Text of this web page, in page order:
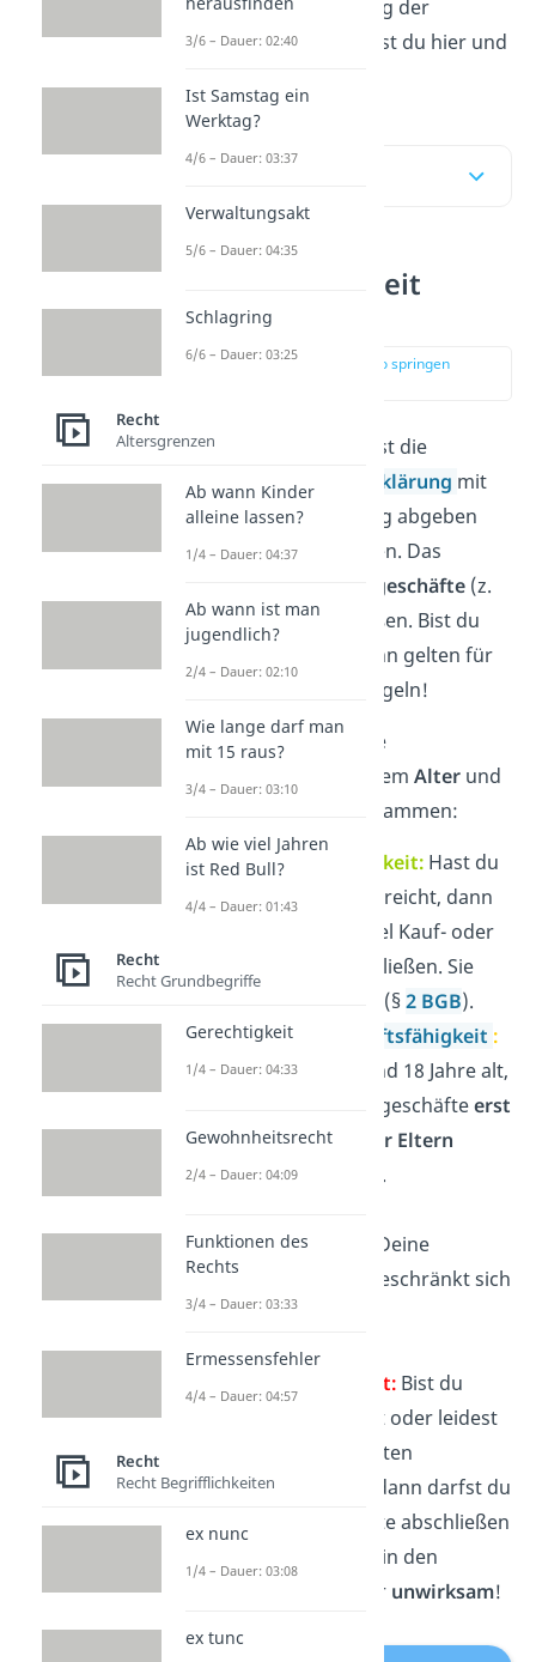
Definition und Bedeutung der
Geschäftsfähigkeit findest du hier und
Geschäftsfähigkeit
einfach erklärt
zur Stelle im Video springen
DieGeschäftsfähigkeit
ist die
Fähigkeit, eine Willenserklärung mit
freiem Willen rechtsgültig abgeben
und annehmen zu können. Das
Rechtsgeschäfte (z.
Verträge) abzuschließen. Bist du
noch nicht volljährig, dann gelten für
dich dabei besondere Regeln!
In Deutschland hängt die
Geschäftsfähigkeit mit demAlter und
zusammen:
Volle Geschäftsfähigkeit: Hast du
das 18. Lebensjahr erreicht, dann
darfst du zum Beispiel Kauf- oder
Kreditverträge abschließen. Sie
(§2 BGB).
Beschränkte Geschäftsfähigkeit :
Bist du zwischen 7 und 18 Jahre alt,
dann sind die Rechtsgeschäfteerst
nach Erlaubnis deiner Eltern
wirksam(§107 BGB
).
Geschäftsfähigkeit:
Deine
Geschäftsfähigkeit beschränkt sich
nur aufbestimmte
Lebensbereiche
Geschäftsunfähigkeit: Bist du
noch keine 7 Jahre alt oder leidest
du an einer dauerhaften
Geisteserkrankung, dann darfst du
keine Rechtsgeschäfte abschließen
). Sie sind in den
meisten Fällen immer unwirksam!
3/6 – Dauer: 02:40
Ist Samstag ein
Werktag?
4/6 – Dauer: 03:37
Verwaltungsakt
5/6 – Dauer: 04:35
Schlagring
6/6 – Dauer: 03:25
Recht
Altersgrenzen
Ab wann Kinder
alleine lassen?
1/4 – Dauer: 04:37
Ab wann ist man
jugendlich?
2/4 – Dauer: 02:10
Wie lange darf man
mit 15 raus?
3/4 – Dauer: 03:10
Ab wie viel Jahren
ist Red Bull?
4/4 – Dauer: 01:43
Recht
Recht Grundbegriffe
Gerechtigkeit
1/4 – Dauer: 04:33
Gewohnheitsrecht
2/4 – Dauer: 04:09
Funktionen des
Rechts
3/4 – Dauer: 03:33
Ermessensfehler
4/4 – Dauer: 04:57
Recht
Recht Begrifflichkeiten
ex nunc
1/4 – Dauer: 03:08
ex tunc